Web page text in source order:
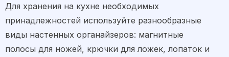
Для хранения на кухне необходимых
принадлежностей используйте разнообразные
виды настенных органайзеров: магнитные
полосы для ножей, крючки для ложек, лопаток и